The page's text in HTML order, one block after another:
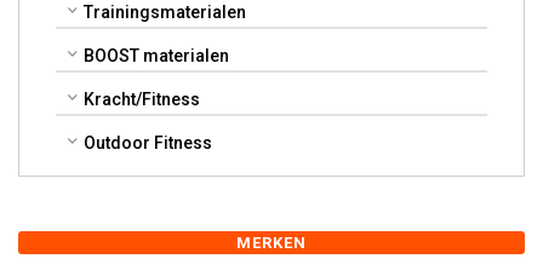
Trainingsmaterialen
BOOST materialen
Kracht/Fitness
Outdoor Fitness
MERKEN